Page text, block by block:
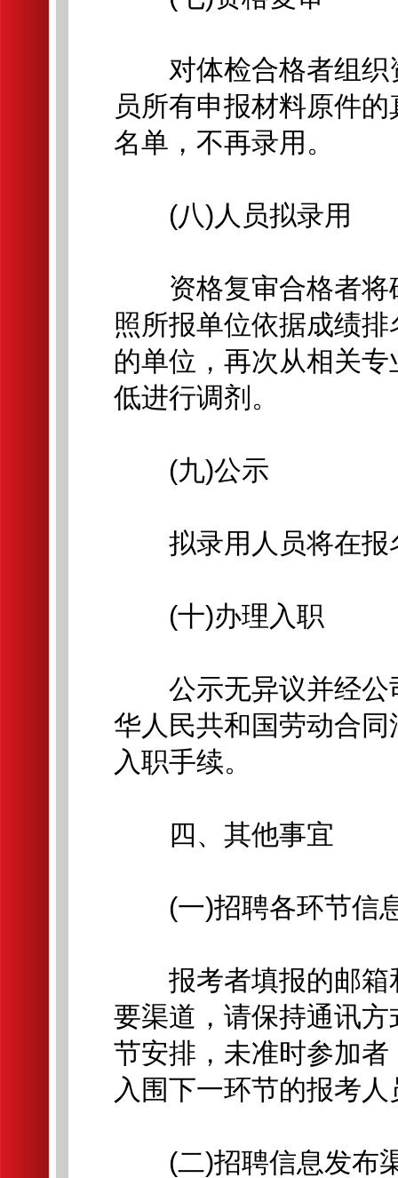
对体检合格者组织
员所有申报材料原件
名单，不再录用。
(八)人员拟录用
资格复审合格者将
照所报单位依据成绩
的单位，再次从相关
低进行调剂。
(九)公示
拟录用人员将在报
(十)办理入职
公示无异议并经公
华人民共和国劳动合
入职手续。
四、其他事宜
(一)招聘各环节信
报考者填报的邮箱
要渠道，请保持通讯
节安排，未准时参加
入围下一环节的报考
(二)招聘信息发布